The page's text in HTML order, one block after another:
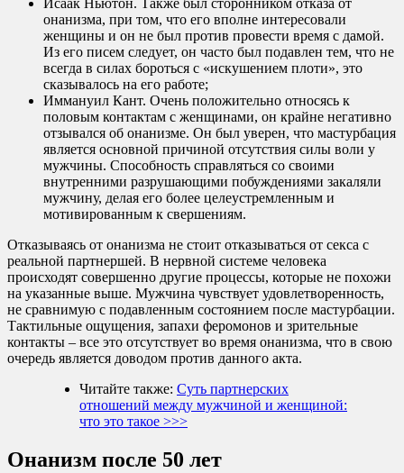
Исаак Ньютон. Также был сторонником отказа от
онанизма, при том, что его вполне интересовали
женщины и он не был против провести время с дамой.
Из его писем следует, он часто был подавлен тем, что не
всегда в силах бороться с «искушением плоти», это
сказывалось на его работе;
Иммануил Кант. Очень положительно относясь к
половым контактам с женщинами, он крайне негативно
отзывался об онанизме. Он был уверен, что мастурбация
является основной причиной отсутствия силы воли у
мужчины. Способность справляться со своими
внутренними разрушающими побуждениями закаляли
мужчину, делая его более целеустремленным и
мотивированным к свершениям.
Отказываясь от онанизма не стоит отказываться от секса с
реальной партнершей. В нервной системе человека
происходят совершенно другие процессы, которые не похожи
на указанные выше. Мужчина чувствует удовлетворенность,
не сравнимую с подавленным состоянием после мастурбации.
Тактильные ощущения, запахи феромонов и зрительные
контакты – все это отсутствует во время онанизма, что в свою
очередь является доводом против данного акта.
Читайте также: Суть партнерских
отношений между мужчиной и женщиной:
что это такое >>>
Онанизм после 50 лет